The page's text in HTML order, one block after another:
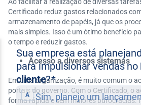
Certificado reduz gastos relacionados
armazenamento de papéis, já que os
mais simples. Isso é um ótimo benefício
o tempo e reduzir gastos.
Acesso a diversos sistemas
Em uma organização, é muito comum o
portais do governo. Com o Certificado, o
forma rápida e sem maiores burocracias.